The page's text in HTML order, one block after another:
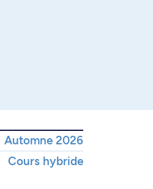
Automne 2026
Cours hybride